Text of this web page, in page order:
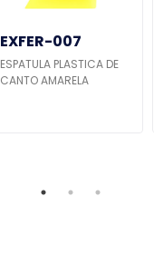
EXFER-007
ESPATULA PLASTICA DE
CANTO AMARELA